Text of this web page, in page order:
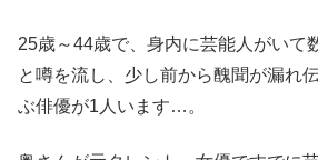
25歳～44歳で、身内に芸能人がいて
と噂を流し、少し前から醜聞が漏れ
ぶ俳優が1人います…。